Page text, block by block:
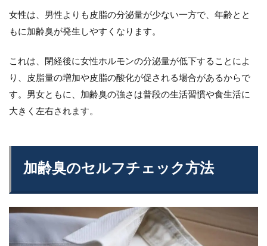
女性は、男性よりも皮脂の分泌量が少ない一方で、年齢とと
もに加齢臭が発生しやすくなります。
これは、閉経後に女性ホルモンの分泌量が低下することによ
り、皮脂量の増加や皮脂の酸化が促される場合があるからで
す。男女ともに、加齢臭の強さは普段の生活習慣や食生活に
大きく左右されます。
加齢臭のセルフチェック方法